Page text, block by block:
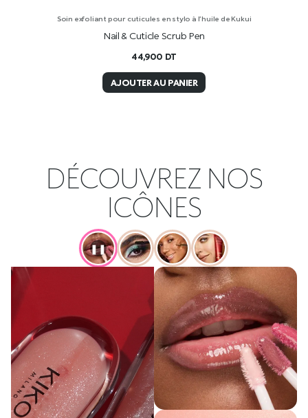
Soin exfoliant pour cuticules en stylo à l’huile de Kukui
Nail & Cuticle Scrub Pen
44,900 DT
AJOUTER AU PANIER
DÉCOUVREZ NOS
ICÔNES
❚❚